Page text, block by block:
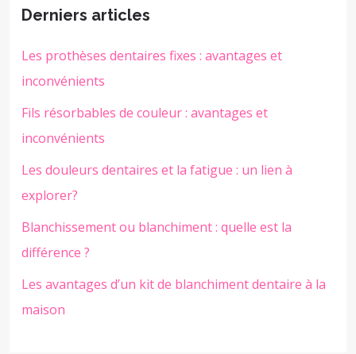
Derniers articles
Les prothèses dentaires fixes : avantages et
inconvénients
Fils résorbables de couleur : avantages et
inconvénients
Les douleurs dentaires et la fatigue : un lien à
explorer?
Blanchissement ou blanchiment : quelle est la
différence ?
Les avantages d’un kit de blanchiment dentaire à la
maison